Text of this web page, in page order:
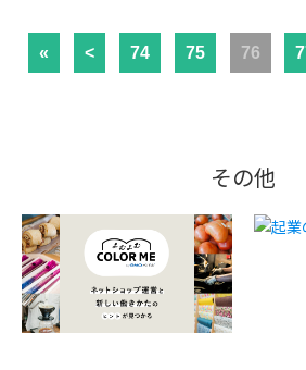
« < 74 75 76
その他